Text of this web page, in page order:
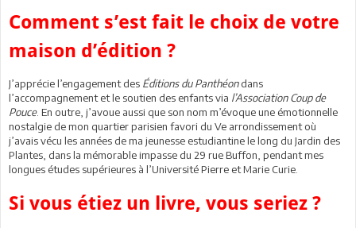
Comment s’est fait le choix de votre
maison d’édition ?
J’apprécie l’engagement des Éditions du Panthéondans
l’accompagnement et le soutien des enfants via l’Association Coup de
Pouce. En outre, j’avoue aussi que son nom m’évoque une émotionnelle
nostalgie de mon quartier parisien favori du Ve arrondissement où
j’avais vécu les années de ma jeunesse estudiantine le long du Jardin des
Plantes, dans la mémorable impasse du 29 rue Buffon, pendant mes
longues études supérieures à l’Université Pierre et Marie Curie.
Si vous étiez un livre, vous seriez ?